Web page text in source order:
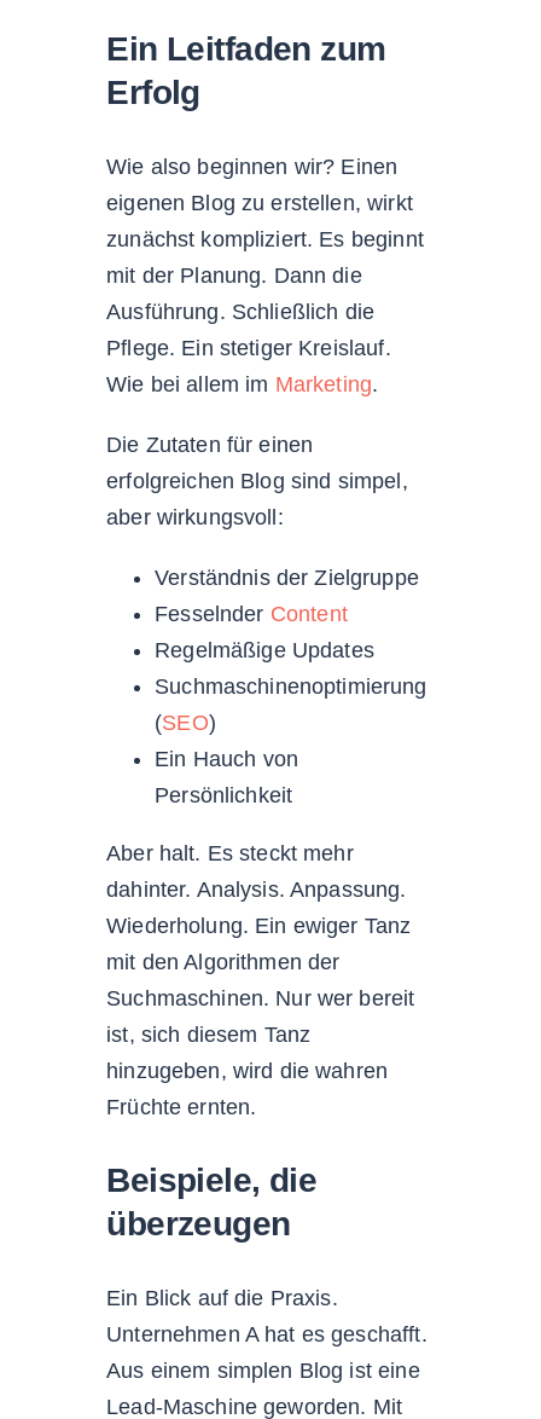
Ein Leitfaden zum
Erfolg
Wie also beginnen wir? Einen
eigenen Blog zu erstellen, wirkt
zunächst kompliziert. Es beginnt
mit der Planung. Dann die
Ausführung. Schließlich die
Pflege. Ein stetiger Kreislauf.
Wie bei allem im Marketing.
Die Zutaten für einen
erfolgreichen Blog sind simpel,
aber wirkungsvoll:
Verständnis der Zielgruppe
Fesselnder Content
Regelmäßige Updates
Suchmaschinenoptimierung
(SEO)
Ein Hauch von
Persönlichkeit
Aber halt. Es steckt mehr
dahinter. Analysis. Anpassung.
Wiederholung. Ein ewiger Tanz
mit den Algorithmen der
Suchmaschinen. Nur wer bereit
ist, sich diesem Tanz
hinzugeben, wird die wahren
Früchte ernten.
Beispiele, die
überzeugen
Ein Blick auf die Praxis.
Unternehmen A hat es geschafft.
Aus einem simplen Blog ist eine
Lead-Maschine geworden. Mit